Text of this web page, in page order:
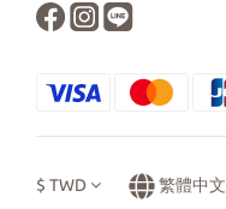
$ TWD 繁體中文